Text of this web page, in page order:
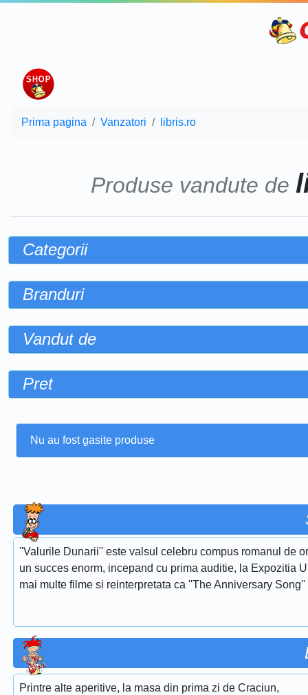
Prima pagina Vanzatori libris.ro
Produse vandute de
Categorii
Branduri
Vandut de
Pret
Nu au fost gasite produse
''Valurile Dunarii'' este valsul celebru compus romanul de
un succes enorm, incepand cu prima auditie, la Expozitia
mai multe filme si reinterpretata ca ''The Anniversary
Printre alte aperitive, la masa din prima zi de Craciun,